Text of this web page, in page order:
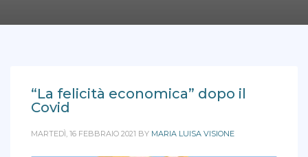
“La felicità economica” dopo il
Covid
MARTEDÌ, 16 FEBBRAIO 2021 BY MARIA LUISA VISIONE